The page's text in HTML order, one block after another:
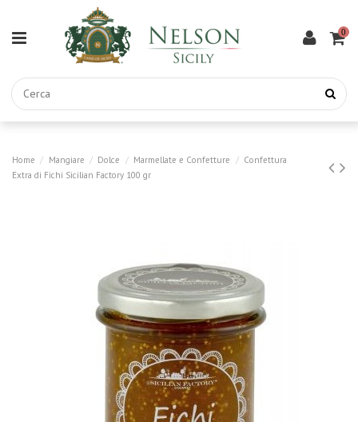
0
Home Mangiare Dolce Marmellate e Confetture
Confettura
Extra di Fichi Sicilian Factory 100 gr